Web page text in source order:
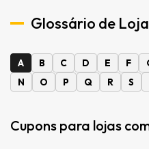
Glossário de
A B C D E F
N
O P Q R S
Cupons para lojas